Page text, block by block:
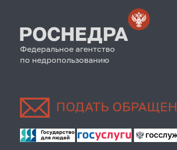
Федеральное агентство
по недропользованию